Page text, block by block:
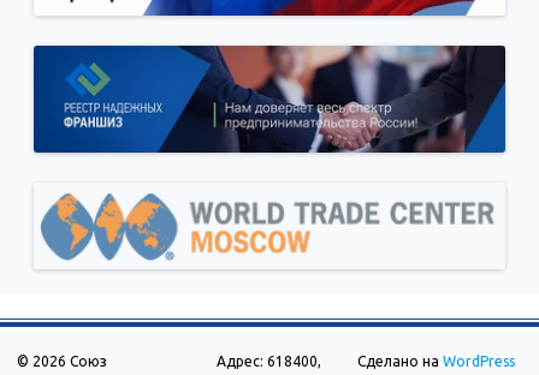
© 2026 Союз
Адрес: 618400,
Сделано на WordPress